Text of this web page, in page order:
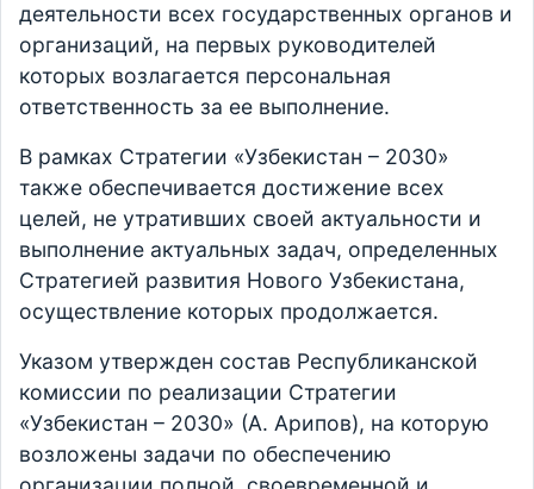
деятельности всех государственных органов и
организаций, на первых руководителей
которых возлагается персональная
ответственность за ее выполнение.
В рамках Стратегии «Узбекистан – 2030»
также обеспечивается достижение всех
целей, не утративших своей актуальности и
выполнение актуальных задач, определенных
Стратегией развития Нового Узбекистана,
осуществление которых продолжается.
Указом утвержден состав Республиканской
комиссии по реализации Стратегии
«Узбекистан – 2030» (А. Арипов), на которую
возложены задачи по обеспечению